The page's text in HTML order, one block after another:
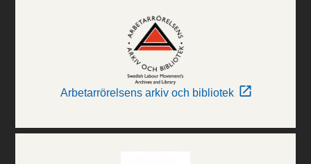
Arbetarrörelsens arkiv och bibliotek